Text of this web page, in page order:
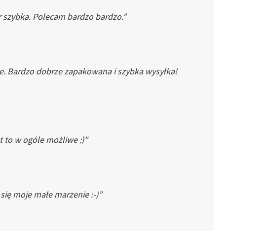
Polecam bardzo bardzo.”
Bardzo dobrze zapakowana i szybka wysyłka!
to w ogóle możliwe :)”
moje małe marzenie :-)”